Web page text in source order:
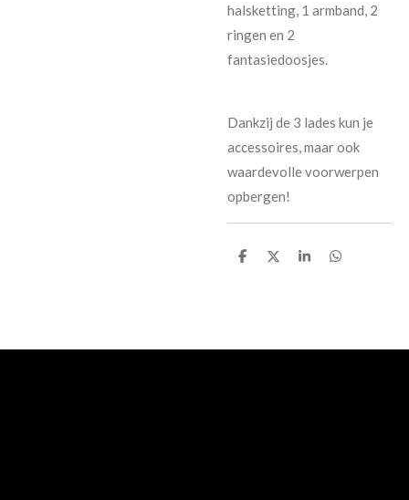
halsketting, 1 armband, 2
ringen en 2
fantasiedoosjes.
Dankzij de 3 lades kun je
accessoires, maar ook
waardevolle voorwerpen
opbergen!
D
D
S
D